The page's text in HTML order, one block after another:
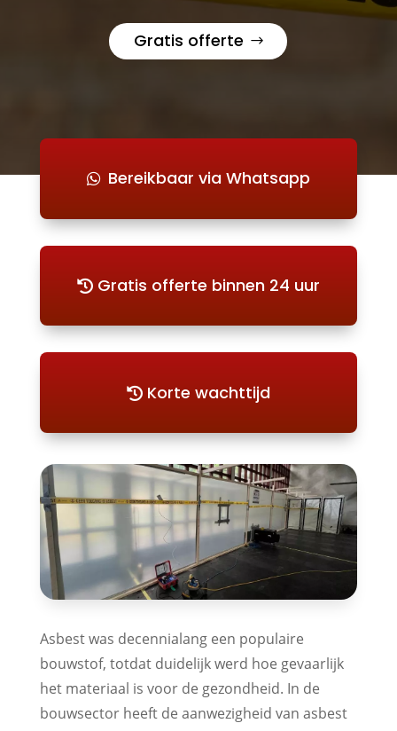
Gratis offerte
Bereikbaar via Whatsapp
Gratis offerte binnen 24 uur
Korte wachttijd
Asbest was decennialang een populaire
bouwstof, totdat duidelijk werd hoe gevaarlijk
het materiaal is voor de gezondheid. In de
bouwsector heeft de aanwezigheid van asbest